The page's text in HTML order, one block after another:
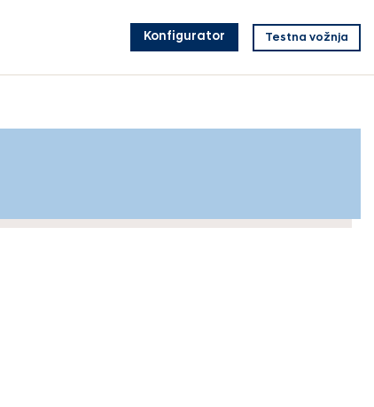
Konfigurator Testna vožnja